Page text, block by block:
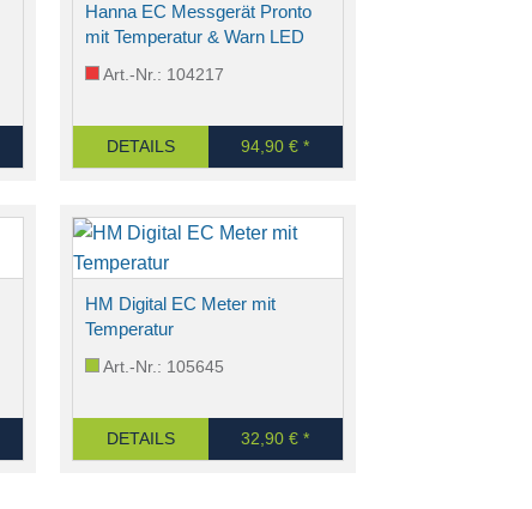
Hanna EC Messgerät Pronto
mit Temperatur & Warn LED
Art.-Nr.: 104217
DETAILS 94,90 € *
HM Digital EC Meter mit
Temperatur
Art.-Nr.: 105645
DETAILS 32,90 € *